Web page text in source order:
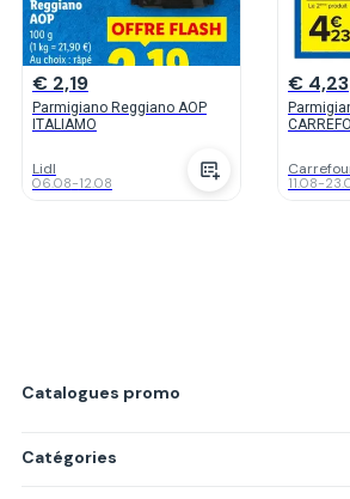
€ 2,19
Parmigiano Reggiano AOP
ITALIAMO
Lidl
06.08-12.08
€ 4,23
11.08-
Catalogues promo
Catégories